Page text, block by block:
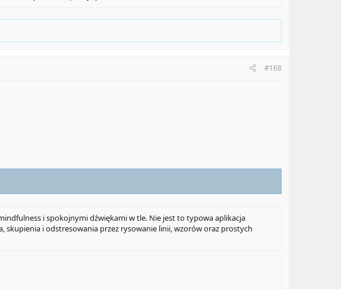
#168
i spokojnymi dźwiękami w tle. Nie jest to typowa aplikacja
skupienia i odstresowania przez rysowanie linii, wzorów oraz prostych